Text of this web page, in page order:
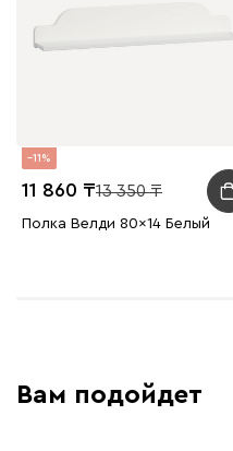
11
11 860 13 350
Полка Велди 80x14 Белый
Вам подойдет